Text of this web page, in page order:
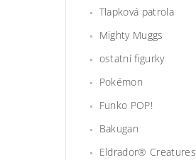
Tlapková patrola
Mighty Muggs
ostatní figurky
Pokémon
Funko POP!
Bakugan
Eldrador® Creatures